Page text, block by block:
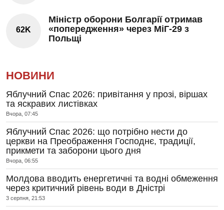
62K
Міністр оборони Болгарії отримав
«попередження» через МіГ-29 з
Польщі
НОВИНИ
Яблучний Спас 2026: привітання у прозі, віршах
та яскравих листівках
Вчора, 07:45
Яблучний Спас 2026: що потрібно нести до
церкви на Преображення Господнє, традиції,
прикмети та заборони цього дня
Вчора, 06:55
Молдова вводить енергетичні та водні обмеження
через критичний рівень води в Дністрі
3 серпня, 21:53